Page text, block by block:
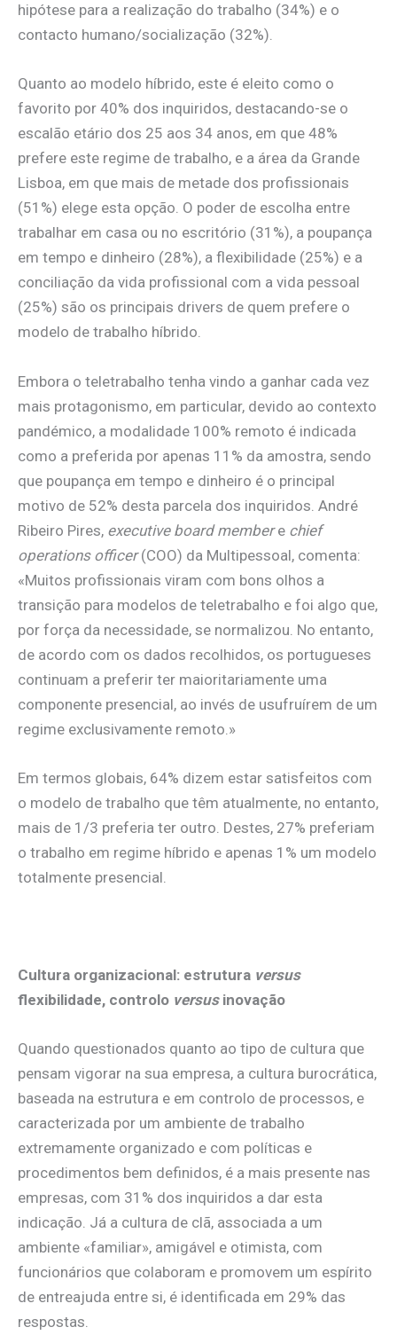
hipótese para a realização do trabalho (34%) e o
contacto humano/socialização (32%).
Quanto ao modelo híbrido, este é eleito como o
favorito por 40% dos inquiridos, destacando-se o
escalão etário dos 25 aos 34 anos, em que 48%
prefere este regime de trabalho, e a área da Grande
Lisboa, em que mais de metade dos profissionais
(51%) elege esta opção. O poder de escolha entre
trabalhar em casa ou no escritório (31%), a poupança
em tempo e dinheiro (28%), a flexibilidade (25%) e a
conciliação da vida profissional com a vida pessoal
(25%) são os principais drivers de quem prefere o
modelo de trabalho híbrido.
Embora o teletrabalho tenha vindo a ganhar cada vez
mais protagonismo, em particular, devido ao contexto
pandémico, a modalidade 100% remoto é indicada
como a preferida por apenas 11% da amostra, sendo
que poupança em tempo e dinheiro é o principal
motivo de 52% desta parcela dos inquiridos. André
Ribeiro Pires, executive board membere chief
operations officer(COO) da Multipessoal, comenta:
«Muitos profissionais viram com bons olhos a
transição para modelos de teletrabalho e foi algo que,
por força da necessidade, se normalizou. No entanto,
de acordo com os dados recolhidos, os portugueses
continuam a preferir ter maioritariamente uma
componente presencial, ao invés de usufruírem de um
regime exclusivamente remoto.»
Em termos globais, 64% dizem estar satisfeitos com
o modelo de trabalho que têm atualmente, no entanto,
mais de 1/3 preferia ter outro. Destes, 27% preferiam
o trabalho em regime híbrido e apenas 1% um modelo
totalmente presencial.
Cultura organizacional: estrutura versus
flexibilidade, controlo versusinovação
Quando questionados quanto ao tipo de cultura que
pensam vigorar na sua empresa, a cultura burocrática,
baseada na estrutura e em controlo de processos, e
caracterizada por um ambiente de trabalho
extremamente organizado e com políticas e
procedimentos bem definidos, é a mais presente nas
empresas, com 31% dos inquiridos a dar esta
indicação. Já a cultura de clã, associada a um
ambiente «familiar», amigável e otimista, com
funcionários que colaboram e promovem um espírito
de entreajuda entre si, é identificada em 29% das
respostas.